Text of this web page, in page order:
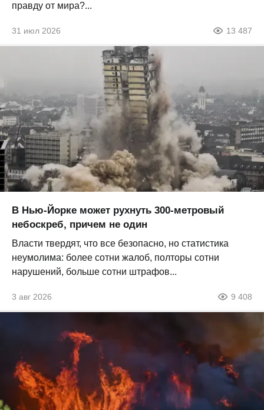
правду от мира?...
31 июл 2026 13 487
В Нью-Йорке может рухнуть 300-метровый
небоскреб, причем не один
Власти твердят, что все безопасно, но статистика
неумолима: более сотни жалоб, полторы сотни
нарушений, больше сотни штрафов...
3 авг 2026 9 408